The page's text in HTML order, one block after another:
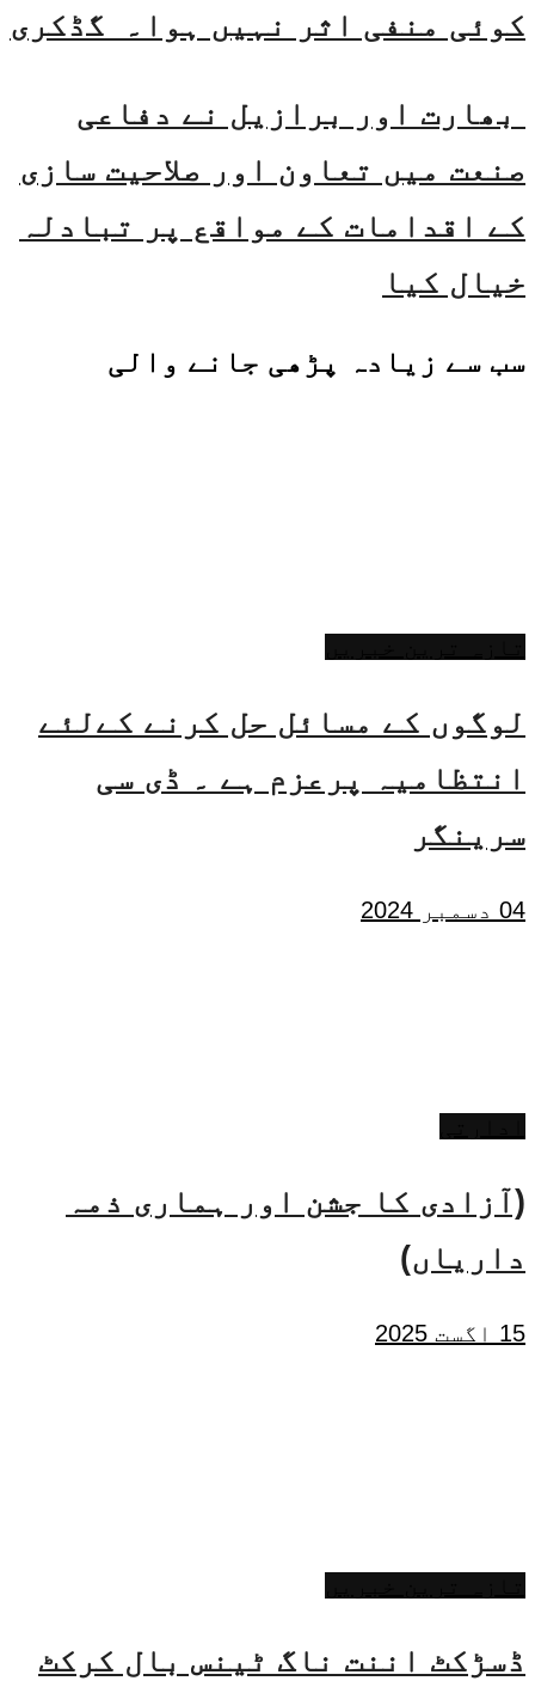
کوئی منفی اثر نہیں ہوا۔ گڈکری
بھارت اور برازیل نے دفاعی
صنعت میں تعاون اور صلاحیت سازی
کے اقدامات کے مواقع پر تبادلہ
خیال کیا
سب سے زیادہ پڑھی جانے والی
لوگوں کے مسائل حل کرنے کےلئے
انتظامیہ پرعزم ہے ۔ ڈی سی
سرینگر
04 دسمبر 2024
(آزادی کا جشن اور ہماری ذمہ
داریاں)
15 اگست 2025
ڈسڑکٹ اننت ناگ ٹینس بال کرکٹ